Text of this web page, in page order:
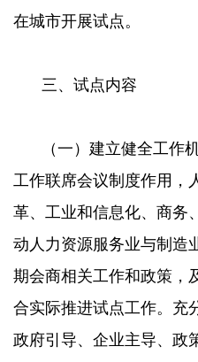
在城市开展试点。
三、试点内容
（一）建立健全工作
工作联席会议制度作用，
革、工业和信息化、商务
动人力资源服务业与制造
期会商相关工作和政策，
合实际推进试点工作。充
政府引导、企业主导、政